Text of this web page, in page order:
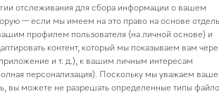
отслеживания для сбора информации о вашем
— если мы имеем на это право на основе
профилем пользователя (на личной основе) и
контент, который мы показываем вам
и т. д.), к вашим личным интересам
персонализация). Поскольку мы уважаем ваше
вы можете не разрешать определенные типы